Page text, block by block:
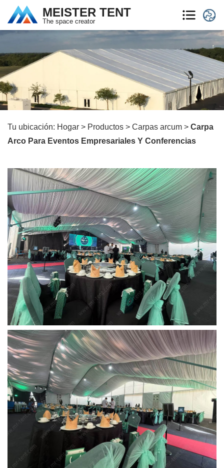
MEISTER TENT
The space creator
Tu ubicación: Hogar > Productos > Carpas arcum > Carpa
Arco Para Eventos Empresariales Y Conferencias